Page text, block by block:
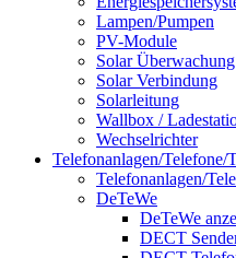
Lampen/Pumpen
PV-Module
Solar Überwachung
Solar Verbindung
Solarleitung
Wallbox /
Wechselrichter
Telefonanlagen/Telefone/
Telefonanlagen/
DeTeWe
DeTeWe
DECT